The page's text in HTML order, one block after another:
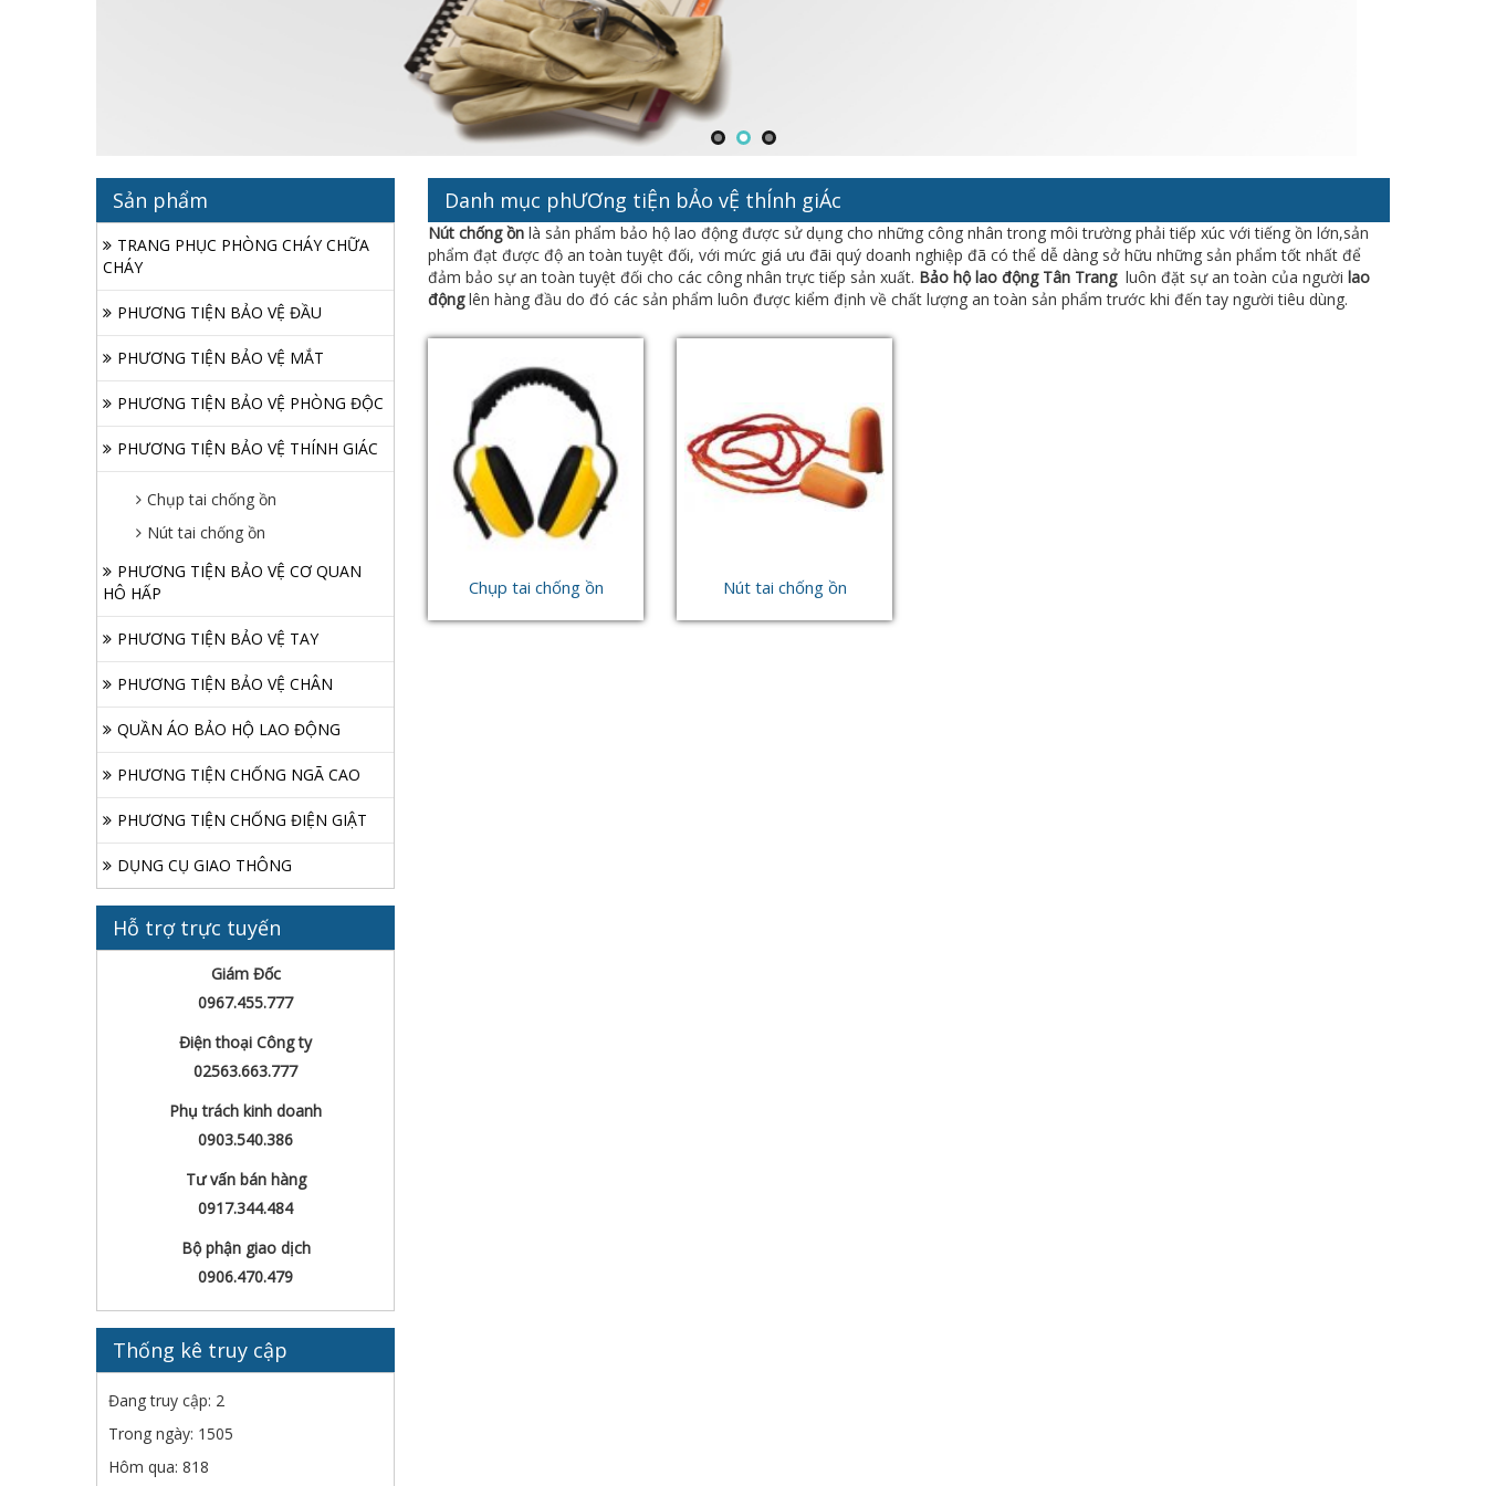
Danh mục phƯƠng tiỆn bẢo vỆ thÍnh giÁc
Nút chống ồn là sản phẩm bảo hộ lao động được sử dụng cho những công nhân trong môi trường phải tiếp xúc với tiếng ồn lớn,sản
phẩm đạt được độ an toàn tuyệt đối, với mức giá ưu đãi quý doanh nghiệp đã có thể dễ dàng sở hữu những sản phẩm tốt nhất để
đảm bảo sự an toàn tuyệt đối cho các công nhân trực tiếp sản xuất. Bảo hộ lao động Tân Trang luôn đặt sự an toàn của người lao
độnglên hàng đầu do đó các sản phẩm luôn được kiểm định về chất lượng an toàn sản phẩm trước khi đến tay người tiêu dùng.
Chụp tai chống ồn Nút tai chống ồn
Sản phẩm
TRANG PHỤC PHÒNG CHÁY CHỮA
CHÁY
PHƯƠNG TIỆN BẢO VỆ ĐẦU
PHƯƠNG TIỆN BẢO VỆ MẮT
PHƯƠNG TIỆN BẢO VỆ PHÒNG ĐỘC
PHƯƠNG TIỆN BẢO VỆ THÍNH GIÁC
Chụp tai chống ồn
Nút tai chống ồn
PHƯƠNG TIỆN BẢO VỆ CƠ QUAN
HÔ HẤP
PHƯƠNG TIỆN BẢO VỆ TAY
PHƯƠNG TIỆN BẢO VỆ CHÂN
QUẦN ÁO BẢO HỘ LAO ĐỘNG
PHƯƠNG TIỆN CHỐNG NGÃ CAO
PHƯƠNG TIỆN CHỐNG ĐIỆN GIẬT
DỤNG CỤ GIAO THÔNG
Hỗ trợ trực tuyến
Giám Đốc
0967.455.777
Điện thoại Công ty
02563.663.777
Phụ trách kinh doanh
0903.540.386
Tư vấn bán hàng
0917.344.484
Bộ phận giao dịch
0906.470.479
Thống kê truy cập
Đang truy cập: 2
Trong ngày: 1505
Hôm qua: 818